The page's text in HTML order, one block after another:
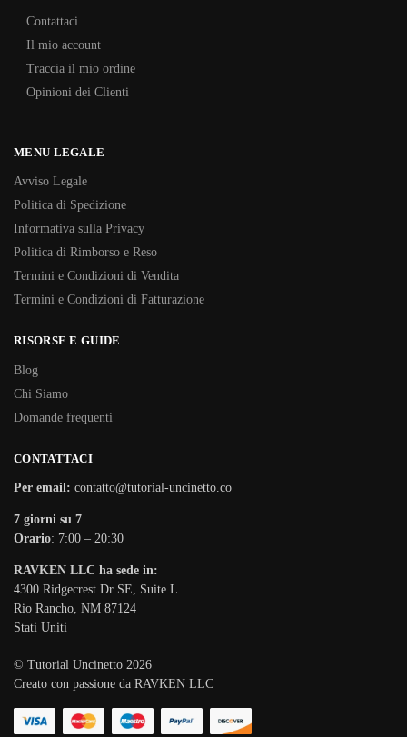
Contattaci
Il mio account
Traccia il mio ordine
Opinioni dei Clienti
MENU LEGALE
Avviso Legale
Politica di Spedizione
Informativa sulla Privacy
Politica di Rimborso e Reso
Termini e Condizioni di Vendita
Termini e Condizioni di Fatturazione
RISORSE E GUIDE
Blog
Chi Siamo
Domande frequenti
CONTATTACI
Per email: contatto@tutorial-uncinetto.co
7 giorni su 7
Orario: 7:00 – 20:30
RAVKEN LLC ha sede in:
4300 Ridgecrest Dr SE, Suite L
Rio Rancho, NM 87124
Stati Uniti
© Tutorial Uncinetto 2026
Creato con passione da RAVKEN LLC